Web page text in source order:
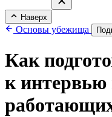
Наверх
Основы убежища
Как
к